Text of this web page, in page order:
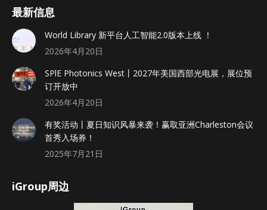
最新信息
World Library 新平台人工智能2.0版本上线 ！
2026年4月20日
SPlE Photonics West丨2027年美国西部光电展，展位预
订开放中
2026年4月20日
有奖活动丨夏日知识风暴来袭！赢取亚洲Charleston会议
首秀入场券！
2025年7月21日
iGroup周边